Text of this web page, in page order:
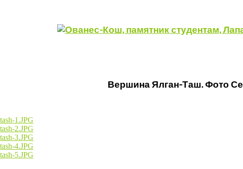
Вершина Ялган-Таш. Фото